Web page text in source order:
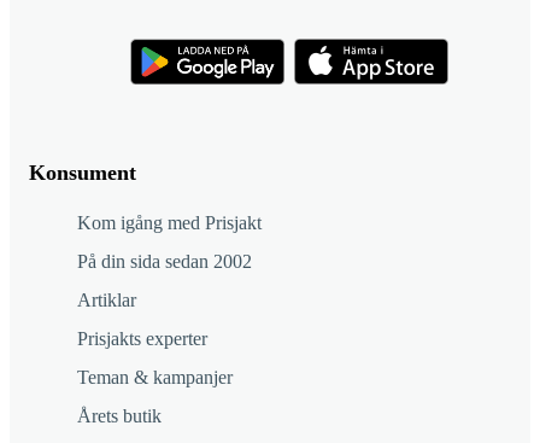
Konsument
Kom igång med Prisjakt
På din sida sedan 2002
Artiklar
Prisjakts experter
Teman & kampanjer
Årets butik